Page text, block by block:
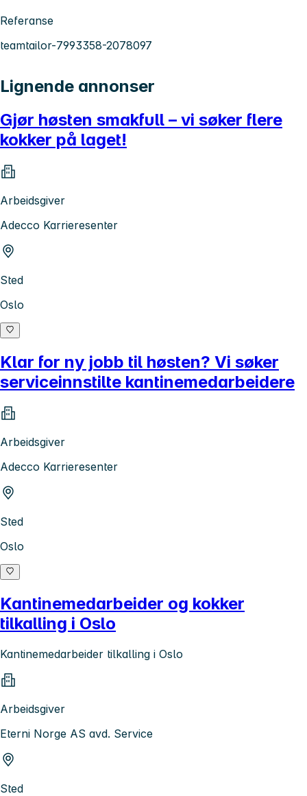
Referanse
teamtailor-7993358-2078097
Lignende annonser
Gjør høsten smakfull – vi søker flere
kokker på laget!
Arbeidsgiver
Adecco Karrieresenter
Sted
Oslo
Klar for ny jobb til høsten? Vi søker
serviceinnstilte kantinemedarbeidere
Arbeidsgiver
Adecco Karrieresenter
Sted
Oslo
Kantinemedarbeider og kokker
tilkalling i Oslo
Kantinemedarbeider tilkalling i Oslo
Arbeidsgiver
Eterni Norge AS avd. Service
Sted